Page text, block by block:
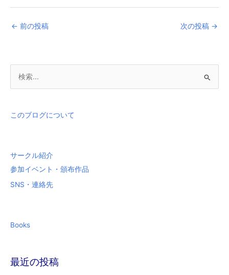
← 前の投稿 次の投稿 →
象
このブログについて
サークル紹介
参加イベント・頒布作品
SNS・連絡先
Books
最近の投稿